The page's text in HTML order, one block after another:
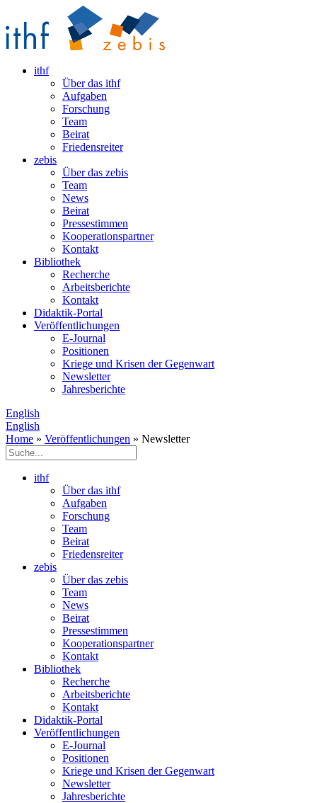
ithf
Über das ithf
Aufgaben
Forschung
Team
Beirat
Friedensreiter
zebis
Über das zebis
Team
News
Beirat
Pressestimmen
Kooperationspartner
Kontakt
Bibliothek
Recherche
Arbeitsberichte
Kontakt
Didaktik-Portal
Veröffentlichungen
E­-Journal
Positionen
Kriege und Krisen der Gegenwart
Newsletter
Jahresberichte
English
English
Home » Veröffentlichungen » Newsletter
ithf
Über das ithf
Aufgaben
Forschung
Team
Beirat
Friedensreiter
zebis
Über das zebis
Team
News
Beirat
Pressestimmen
Kooperationspartner
Kontakt
Bibliothek
Recherche
Arbeitsberichte
Kontakt
Didaktik-Portal
Veröffentlichungen
E­-Journal
Positionen
Kriege und Krisen der Gegenwart
Newsletter
Jahresberichte